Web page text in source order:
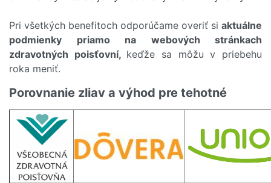
Pri všetkých benefitoch odporúčame overiť si aktuálne
podmienky priamo na webových stránkach
zdravotných poisťovní, keďže sa môžu v priebehu
roka meniť.
Porovnanie zliav a výhod pre tehotné